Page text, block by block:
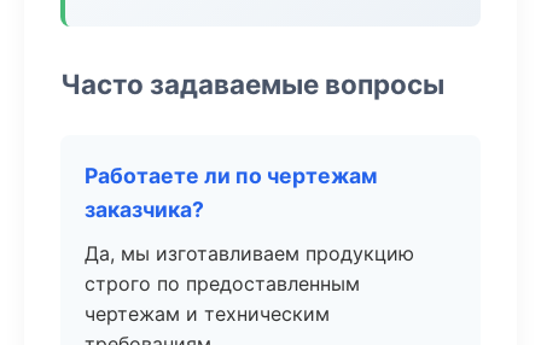
Часто задаваемые вопросы
Работаете ли по чертежам
заказчика?
Да, мы изготавливаем продукцию
строго по предоставленным
чертежам и техническим